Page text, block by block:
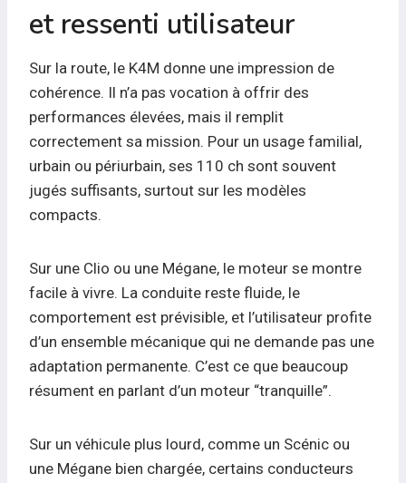
et ressenti utilisateur
Sur la route, le K4M donne une impression de
cohérence. Il n’a pas vocation à offrir des
performances élevées, mais il remplit
correctement sa mission. Pour un usage familial,
urbain ou périurbain, ses 110 ch sont souvent
jugés suffisants, surtout sur les modèles
compacts.
Sur une Clio ou une Mégane, le moteur se montre
facile à vivre. La conduite reste fluide, le
comportement est prévisible, et l’utilisateur profite
d’un ensemble mécanique qui ne demande pas une
adaptation permanente. C’est ce que beaucoup
résument en parlant d’un moteur “tranquille”.
Sur un véhicule plus lourd, comme un Scénic ou
une Mégane bien chargée, certains conducteurs